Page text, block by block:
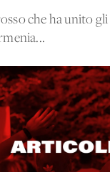
che ha unito